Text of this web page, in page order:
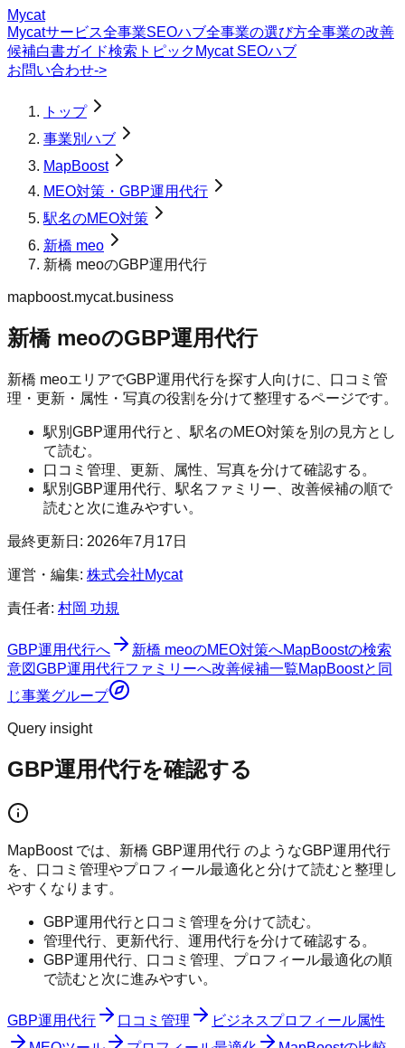
Mycat
Mycatサービス全事業SEOハブ全事業の選び方全事業の改善
候補白書ガイド検索トピック Mycat SEOハブ
お問い合わせ->
トップ
事業別ハブ
MapBoost
MEO対策・GBP運用代行
駅名のMEO対策
新橋 meo
新橋 meoのGBP運用代行
mapboost.mycat.business
新橋 meoのGBP運用代行
新橋 meoエリアでGBP運用代行を探す人向けに、口コミ管
理・更新・属性・写真の役割を分けて整理するページです。
駅別GBP運用代行と、駅名のMEO対策を別の見方とし
て読む。
口コミ管理、更新、属性、写真を分けて確認する。
駅別GBP運用代行、駅名ファミリー、改善候補の順で
読むと次に進みやすい。
最終更新日: 2026年7月17日
運営・編集: 株式会社Mycat
責任者: 村岡 功規
GBP運用代行へ 新橋 meoのMEO対策へMapBoostの検索
意図GBP運用代行ファミリーへ改善候補一覧MapBoostと同
じ事業グループ
Query insight
GBP運用代行を確認する
MapBoost では、新橋 GBP運用代行 のようなGBP運用代行
を、口コミ管理やプロフィール最適化と分けて読むと整理し
やすくなります。
GBP運用代行と口コミ管理を分けて読む。
管理代行、更新代行、運用代行を分けて確認する。
GBP運用代行、口コミ管理、プロフィール最適化の順
で読むと次に進みやすい。
GBP運用代行 口コミ管理
ビジネスプロフィール属性